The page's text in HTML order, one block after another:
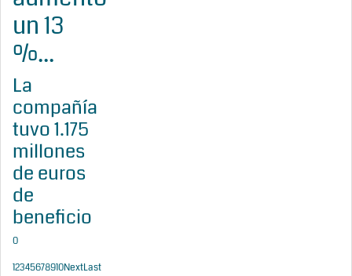
un 13
%...
La
compañía
tuvo 1.175
millones
de euros
de
beneficio
0
12345678910NextLast